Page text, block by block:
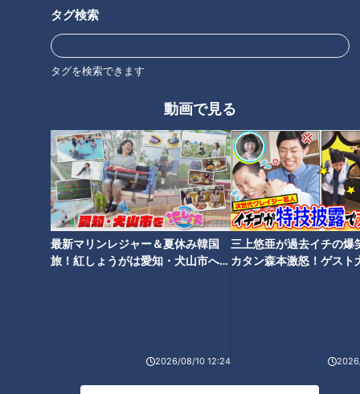
タグ検索
タグを検索できます
動画で見る
最新マリンレジャー＆夏休み韓国
旅！紅しょうがは愛知・犬山市へ
2026/08/10 12:24
三上悠亜が過去イチの爆
カタン森本激怒！ゲスト
サンドラを観られなかった全国のドラ友と共有したい番組のコト
ランキング
RANKING